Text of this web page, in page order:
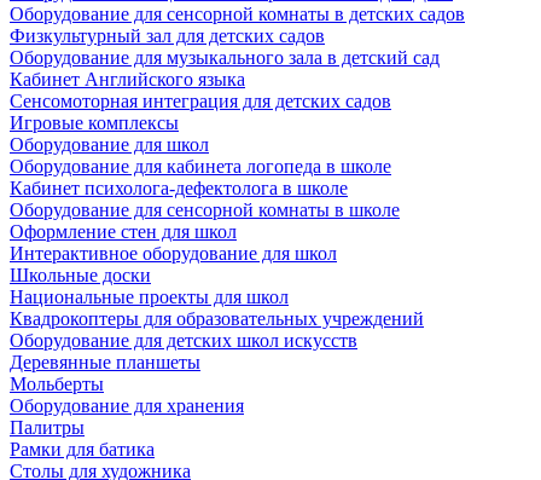
Оборудование для сенсорной комнаты в детских садов
Физкультурный зал для детских садов
Оборудование для музыкального зала в детский сад
Кабинет Английского языка
Сенсомоторная интеграция для детских садов
Игровые комплексы
Оборудование для школ
Оборудование для кабинета логопеда в школе
Кабинет психолога-дефектолога в школе
Оборудование для сенсорной комнаты в школе
Оформление стен для школ
Интерактивное оборудование для школ
Школьные доски
Национальные проекты для школ
Квадрокоптеры для образовательных учреждений
Оборудование для детских школ искусств
Деревянные планшеты
Мольберты
Оборудование для хранения
Палитры
Рамки для батика
Столы для художника